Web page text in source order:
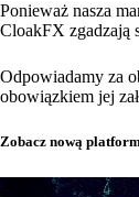
Ponieważ nasza
CloakFX zgadzają
Odpowiadamy za
obowiązkiem jej
Zobacz nową